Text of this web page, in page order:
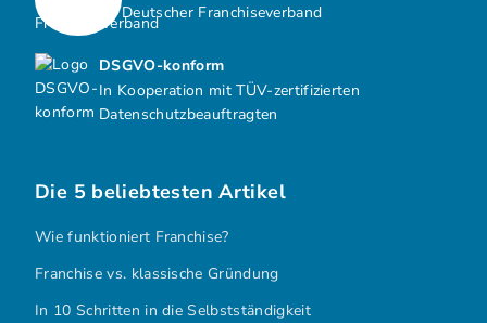
DSGVO-konform
In Kooperation mit TÜV-zertifizierten
Datenschutzbeauftragten
Deutscher Franchiseverband
Die 5 beliebtesten Artikel
Wie funktioniert Franchise?
Franchise vs. klassische Gründung
In 10 Schritten in die Selbstständigkeit